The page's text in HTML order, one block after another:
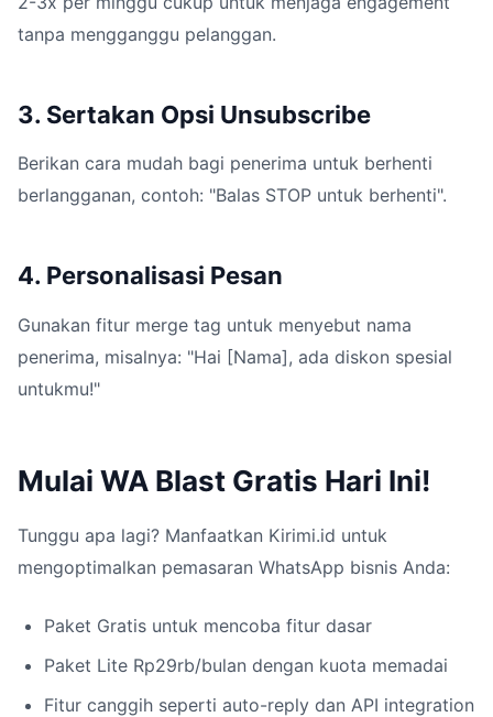
tanpa mengganggu pelanggan.
3. Sertakan Opsi Unsubscribe
Berikan cara mudah bagi penerima untuk berhenti
berlangganan, contoh: "Balas STOP untuk berhenti".
4. Personalisasi Pesan
Gunakan fitur merge tag untuk menyebut nama
penerima, misalnya: "Hai [Nama], ada diskon spesial
untukmu!"
Mulai WA Blast Gratis Hari Ini!
Tunggu apa lagi? Manfaatkan Kirimi.id untuk
mengoptimalkan pemasaran WhatsApp bisnis Anda:
Paket Gratis untuk mencoba fitur dasar
Paket Lite Rp29rb/bulan dengan kuota memadai
Fitur canggih seperti auto-reply dan API integration